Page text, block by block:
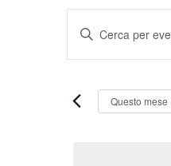
Eventi
Ricerca
e
Navigazione
Inserisci
Parola
Chiave.
Eventi
Questo mese